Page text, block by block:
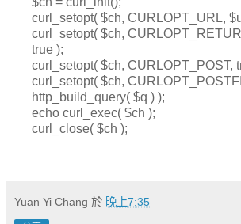
curl_setopt( $ch, CURLOPT_URL,
curl_setopt( $ch,
true );
curl_setopt( $ch, CURLOPT_POST,
curl_setopt( $ch,
http_build_query( $q ) );
echo curl_exec( $ch );
curl_close( $ch );
Yuan Yi Chang 於 晚上7:35